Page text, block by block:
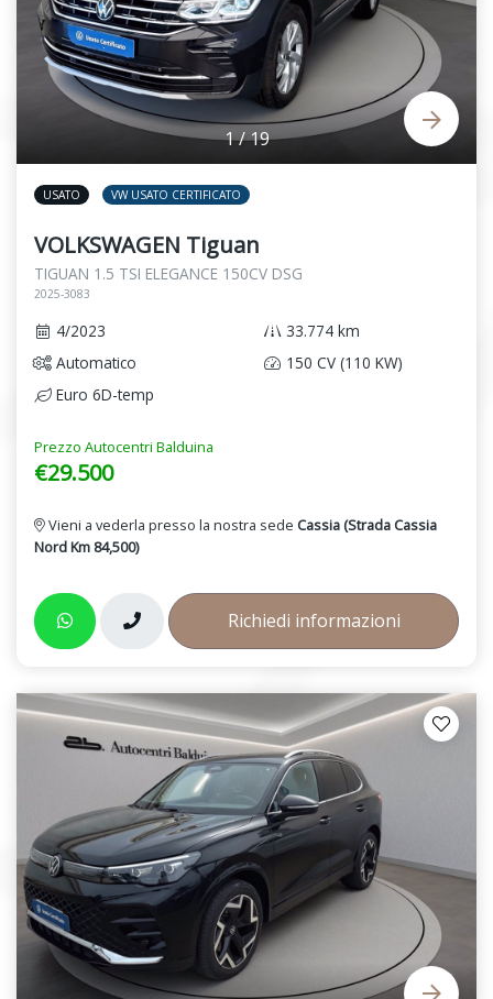
1/19
USATO VW USATO CERTIFICATO
VOLKSWAGEN Tiguan
TIGUAN 1.5 TSI ELEGANCE 150CV DSG
2025-3083
4/2023
33.774 km
Automatico
150 CV (110 KW)
Euro 6D-temp
Prezzo Autocentri Balduina
€29.500
Vieni a vederla presso la nostra sede Cassia (Strada Cassia
Nord Km 84,500)
Richiedi informazioni